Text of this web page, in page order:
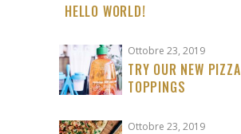
HELLO WORLD!
Ottobre 23, 2019
TRY OUR NEW PIZZA
TOPPINGS
Ottobre 23, 2019